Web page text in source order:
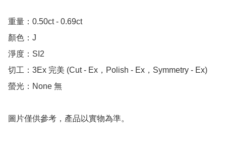
重量：0.50ct - 0.69ct
顏色：J
淨度：SI2
切工：3Ex 完美 (Cut - Ex，Polish - Ex，Symmetry - Ex)
螢光：None 無
圖片僅供參考，產品以實物為準。